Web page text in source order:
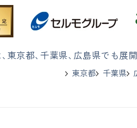
、東京都、千葉県、 広島県でも展
東京都 千葉県